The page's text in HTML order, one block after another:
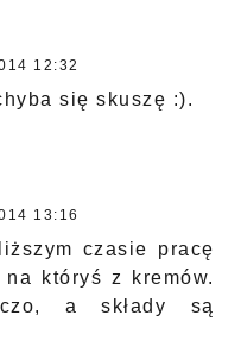
12:32
się skuszę :).
13:16
czasie pracę
któryś z kremów.
a składy są